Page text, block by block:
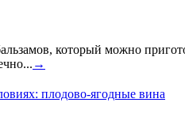
который можно
→
плодово-ягодные вина